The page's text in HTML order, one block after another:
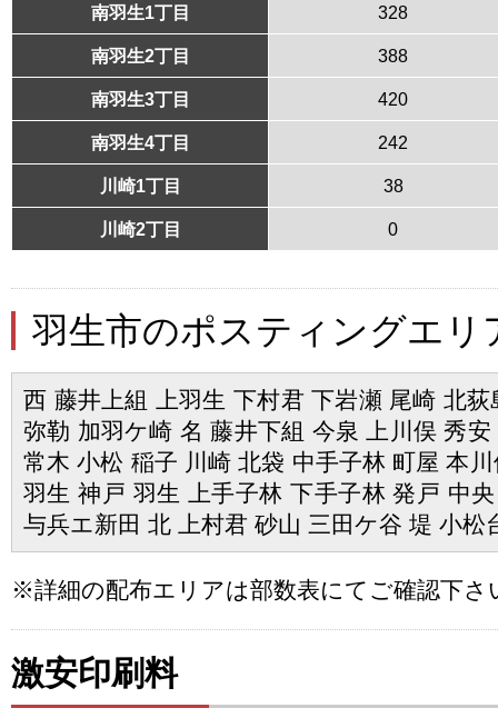
南羽生1丁目 328
南羽生2丁目 388
南羽生3丁目 420
南羽生4丁目 242
川崎1丁目 38
川崎2丁目 0
羽生市のポスティングエリ
西 藤井上組 上羽生 下村君 下岩瀬 尾崎 北
弥勒 加羽ケ崎 名 藤井下組 今泉 上川俣 秀
常木 小松 稲子 川崎 北袋 中手子林 町屋 本
羽生 神戸 羽生 上手子林 下手子林 発戸 中
与兵エ新田 北 上村君 砂山 三田ケ谷 堤 小松
※詳細の配布エリアは部数表にてご確認下さ
激安印刷料